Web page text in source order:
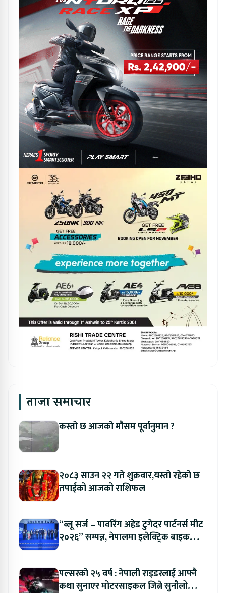
ताजा समाचार
कस्तो छ आजको मौसम पूर्वानुमान ?
२०८३ साउन २२ गते शुक्रवार,यस्तो रहेको छ
तपाईको आजको राशिफल
“ब्लू सर्ज – पावरिंग अहेड टुगेदर पार्टनर्स मीट
२०२६” सम्पन्न, नेपालमा इलेक्ट्रिक बाइक
पल्सरको २५ वर्ष : नेपाली राइडरलाई आफ्नै
कथा सुनाएर मोटरसाइकल जित्ने सुनौलो